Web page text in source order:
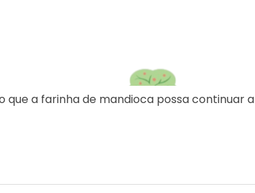
que a farinha de mandioca possa continuar a